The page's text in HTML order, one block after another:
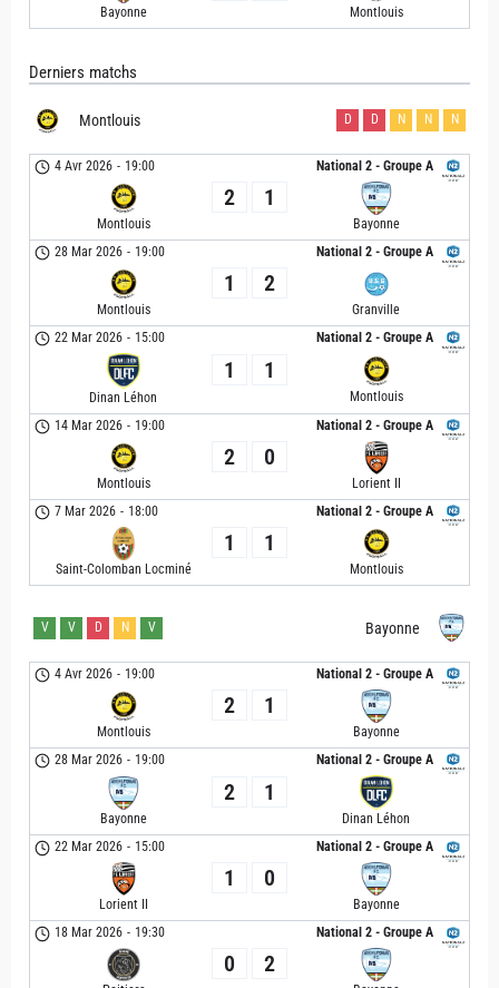
Bayonne Montlouis
Derniers matchs
Montlouis D D N N N
National 2 - Groupe A
4 Avr 2026 - 19:00
Montlouis
2 1
Bayonne
National 2 - Groupe A
28 Mar 2026 - 19:00
Montlouis
1 2
Granville
National 2 - Groupe A
22 Mar 2026 - 15:00
Dinan Léhon
1 1
Montlouis
National 2 - Groupe A
14 Mar 2026 - 19:00
Montlouis
2 0
Lorient II
National 2 - Groupe A
7 Mar 2026 - 18:00
Saint-Colomban Locminé
1 1
Montlouis
Bayonne
V V D N V
National 2 - Groupe A
4 Avr 2026 - 19:00
Montlouis
2 1
Bayonne
National 2 - Groupe A
28 Mar 2026 - 19:00
Bayonne
2 1
Dinan Léhon
National 2 - Groupe A
22 Mar 2026 - 15:00
Lorient II
1 0
Bayonne
National 2 - Groupe A
18 Mar 2026 - 19:30
0 2